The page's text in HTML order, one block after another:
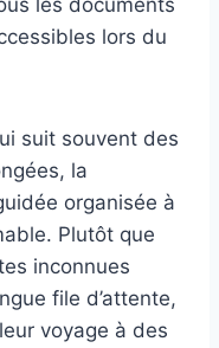
lors du
suit souvent des
la
organisée à
Plutôt que
inconnues
file d’attente,
voyage à des